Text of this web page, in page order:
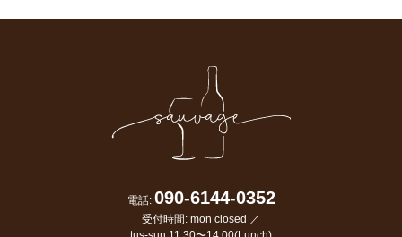
電話: 090-6144-0352
受付時間: mon closed ／